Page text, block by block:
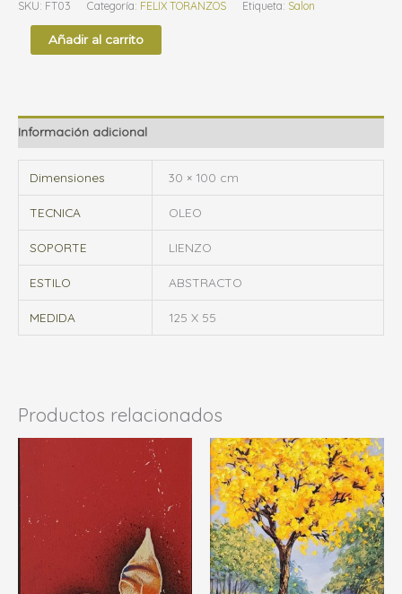
a
SKU: FT03 Categoría: FELIX TORANZOS Etiqueta: Salon
Añadir al carrito
Información adicional
Dimensiones 30 × 100 cm
TECNICA OLEO
SOPORTE LIENZO
ESTILO ABSTRACTO
MEDIDA 125 X 55
Productos relacionados